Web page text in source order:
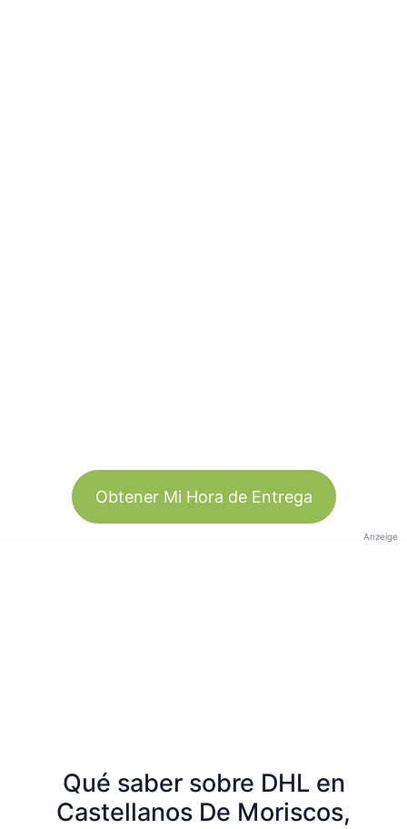
Obtener Mi Hora de Entrega
Anzeige
Qué saber sobre DHL en
Castellanos De Moriscos,